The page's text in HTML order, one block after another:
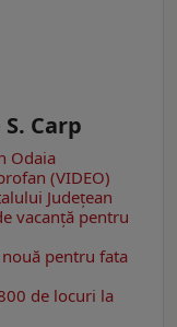
Carp
Odaia
(VIDEO)
Judeţean
vacanţă pentru
pentru fata
de locuri la